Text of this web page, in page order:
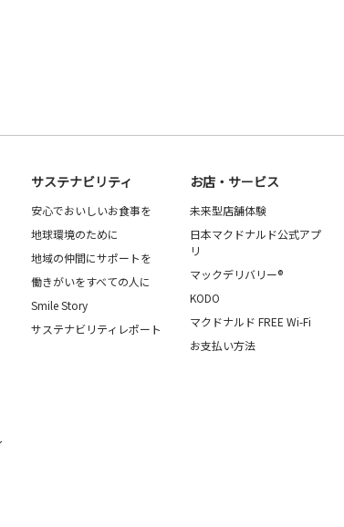
サステナビリティ
安心でおいしいお食事を
地球環境のために
地域の仲間にサポートを
働きがいをすべての人に
Smile Story
サステナビリティレポート
お店・サービス
未来型店舗体験
日本マクドナルド公式アプ
リ
マックデリバリー®
KODO
マクドナルド FREE Wi-Fi
お支払い方法